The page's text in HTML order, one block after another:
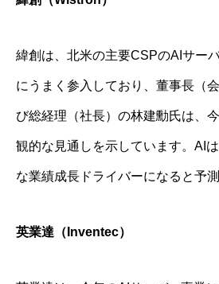
緯創は、北米の主要CSPのAIサー
にうまく参入しており、董事長（
び総経理（社長）の林建勳氏は、
観的な見通しを示しています。AI
な業績成長ドライバーになると予
英業達（Inventec）